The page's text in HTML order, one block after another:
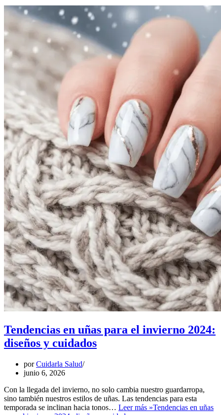
Tendencias en uñas para el invierno 2024:
diseños y cuidados
porCuidarla Salud
junio 6, 2026
Con la llegada del invierno, no solo cambia nuestro guardarropa,
sino también nuestros estilos de uñas. Las tendencias para esta
temporada se inclinan hacia tonos… Leer más »Tendencias en uñas